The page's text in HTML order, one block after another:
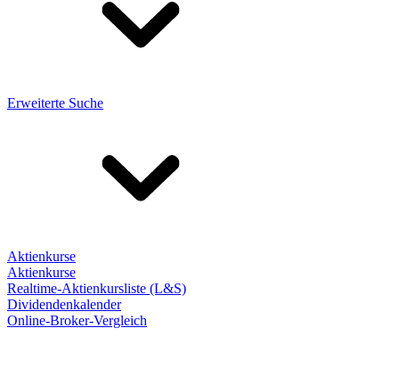
Erweiterte Suche
Aktienkurse
Aktienkurse
Realtime-Aktienkursliste (L&S)
Dividendenkalender
Online-Broker-Vergleich